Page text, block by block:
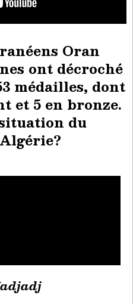
Oran
ont décroché
médailles, dont
et 5 en bronze.
du